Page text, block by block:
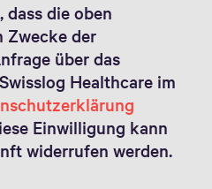
die oben
Zwecke der
über das
Healthcare im
Einwilligung kann
widerrufen werden.